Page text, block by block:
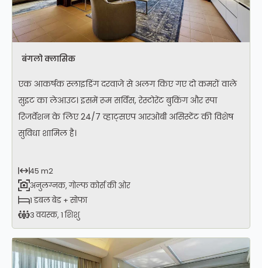
बंगलो क्लासिक
एक आकर्षक स्लाइडिंग दरवाजे से अलग किए गए दो कमरों वाले
सुइट का लेआउट। इसमें रूम सर्विस, रेस्टोरेंट बुकिंग और स्पा
रिजर्वेशन के लिए 24/7 व्हाट्सएप आरओबी असिस्टेंट की विशेष
सुविधा शामिल है।
45 m2
अनुलग्नक, गोल्फ कोर्स की ओर
1 डबल बेड + सोफा
3 वयस्क, 1 शिशु